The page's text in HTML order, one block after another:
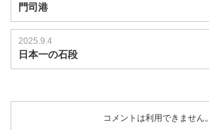
門司港
2025.9.4
日本一の石段
コメントは利用できません。